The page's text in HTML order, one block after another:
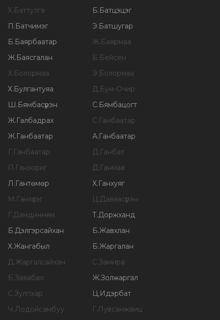
Х. Баттулга Б. Батцэцэг
П . Батчимэг Э. Батшугар
Б. Баярбаатар Ж. Баярмаа
Ж. Баясгалан Б. Бейсен
Х. Болормаа Э. Болормаа
Х. Булгантуяа Д. Бум-Очир
Ш . Бямбасүрэн С. Бямбацогт
Ж. Галбадрах С. Ганбаатар
Ж. Ганбаатар А. Ганбаатар
Г. Ганбаатар Д. Ганбат
П . Ганзориг Д. Ганмаа
Л . Гантөмөр Х. Ганхуяг
М . Ганхүлэг Ц.Даваасүрэн
Г.Дамдинням Т.Доржханд
Б.Дэлгэрсайхан Б.Жавхлан
Х.Жангабыл Б.Жаргалан
Д.Жаргалсайхан С.Замира
Б.Заяабал Ж.Золжаргал
С.Зулпхар Ц. Идэрбат
Ч .Лодойсамбуу Г.Лувсанжамц